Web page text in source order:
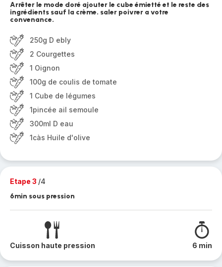
Arrêter le mode doré ajouter le cube émietté et le reste des
ingrédients sauf la crème. saler poivrer a votre
convenance.
250g D ebly
2 Courgettes
1 Oignon
100g de coulis de tomate
1 Cube de légumes
1pincée ail semoule
300ml D eau
1càs Huile d'olive
Etape 3 /4
6min sous pression
Cuisson haute pression 6 min